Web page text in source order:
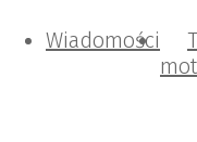
Wiadomości